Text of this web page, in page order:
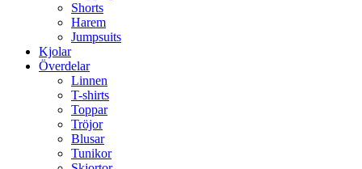
Shorts
Harem
Jumpsuits
Kjolar
Överdelar
Linnen
T-shirts
Toppar
Tröjor
Blusar
Tunikor